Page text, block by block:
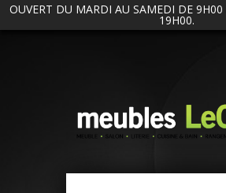
OUVERT DU MARDI AU SAMEDI DE
19H00.